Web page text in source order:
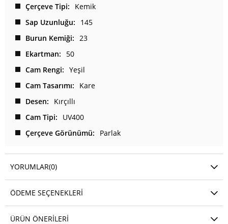
Çerçeve Tipi
Kemik
Sap Uzunluğu
145
Burun Kemiği
23
Ekartman
50
Cam Rengi
Yeşil
Cam Tasarımı
Kare
Desen
Kırçıllı
Cam Tipi
UV400
Çerçeve Görünümü
Parlak
YORUMLAR(0)
ÖDEME SEÇENEKLERI
ÜRÜN ÖNERILERI